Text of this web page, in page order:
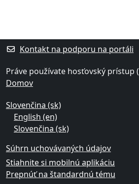
Kontakt na podporu na portáli
Práve používate hosťovský prístup (
Domov
Slovenčina ‎(sk)‎
English ‎(en)‎
Slovenčina ‎(sk)‎
Súhrn uchovávaných údajov
Stiahnite si mobilnú aplikáciu
Prepnúť na štandardnú tému